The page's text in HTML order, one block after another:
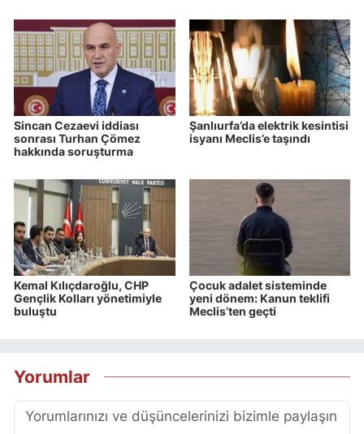
Sincan Cezaevi iddiası
sonrası Turhan Çömez
hakkında soruşturma
Şanlıurfa’da elektrik kesintisi
isyanı Meclis’e taşındı
Kemal Kılıçdaroğlu, CHP
Gençlik Kolları yönetimiyle
buluştu
Çocuk adalet sisteminde
yeni dönem: Kanun teklifi
Meclis’ten geçti
Yorumlar